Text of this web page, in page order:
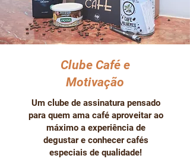
Clube Café e
Motivação
Um clube de assinatura pensado
para quem ama café aproveitar ao
máximo a experiência de
degustar e conhecer cafés
especiais de qualidade!